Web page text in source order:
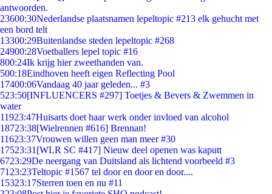
antwoorden.
23600:30Nederlandse plaatsnamen lepeltopic #213 elk gehucht met
een bord telt
13300:29Buitenlandse steden lepeltopic #268
24900:28Voetballers lepel topic #16
800:24Ik krijg hier zweethanden van.
500:18Eindhoven heeft eigen Reflecting Pool
17400:06Vandaag 40 jaar geleden... #3
523:50[INFLUENCERS #297] Toetjes & Bevers & Zwemmen in
water
11923:47Huisarts doet haar werk onder invloed van alcohol
18723:38[Wielrennen #616] Brennan!
11623:37Vrouwen willen geen man meer #30
17523:31 [WLR SC #417] Nieuw deel openen was kaputt
6723:29De neergang van Duitsland als lichtend voorbeeld #3
71 23:23Teltopic #1567 tel door en door en door....
15323:17Sterren toen en nu #11